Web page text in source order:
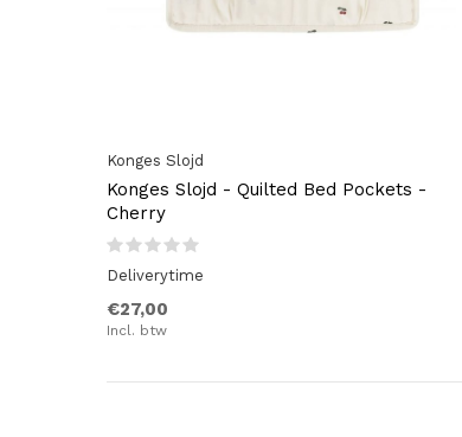
Konges Slojd
Konges Slojd - Quilted Bed Pockets -
Cherry
Deliverytime
€27,00
Incl. btw